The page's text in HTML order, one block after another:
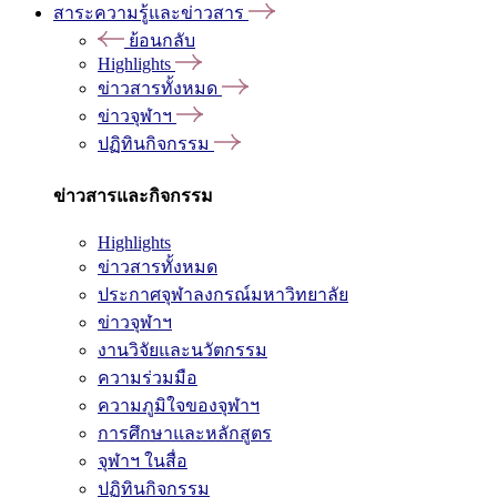
สาระความรู้และข่าวสาร
ย้อนกลับ
Highlights
ข่าวสารทั้งหมด
ข่าวจุฬาฯ
ปฏิทินกิจกรรม
ข่าวสารและกิจกรรม
Highlights
ข่าวสารทั้งหมด
ประกาศจุฬาลงกรณ์มหาวิทยาลัย
ข่าวจุฬาฯ
งานวิจัยและนวัตกรรม
ความร่วมมือ
ความภูมิใจของจุฬาฯ
การศึกษาและหลักสูตร
จุฬาฯ ในสื่อ
ปฏิทินกิจกรรม